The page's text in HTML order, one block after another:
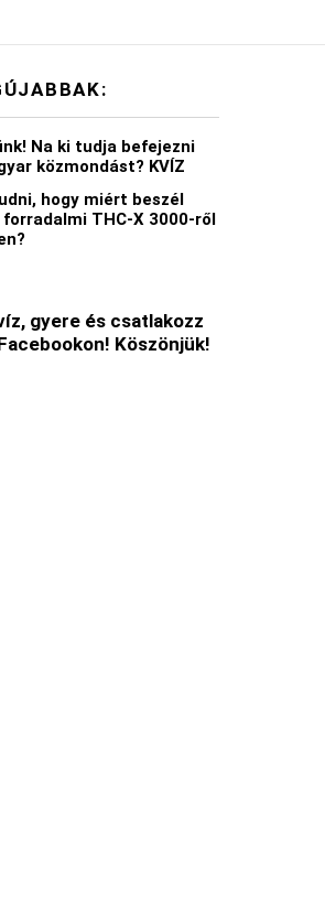
Na ki tudja befejezni
közmondást? KVÍZ
hogy miért beszél
THC-X 3000-ről
gyere és csatlakozz
Köszönjük!